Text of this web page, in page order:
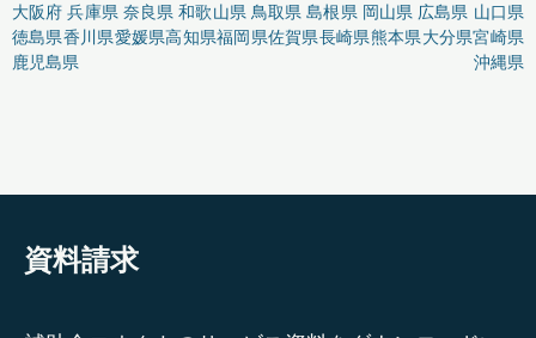
大阪府 兵庫県 奈良県 和歌山県 鳥取県 島根県 岡山県 広島県 山口県
徳島県香川県愛媛県高知県福岡県佐賀県長崎県熊本県大分県宮崎県
鹿児島県
沖縄県
資料請求